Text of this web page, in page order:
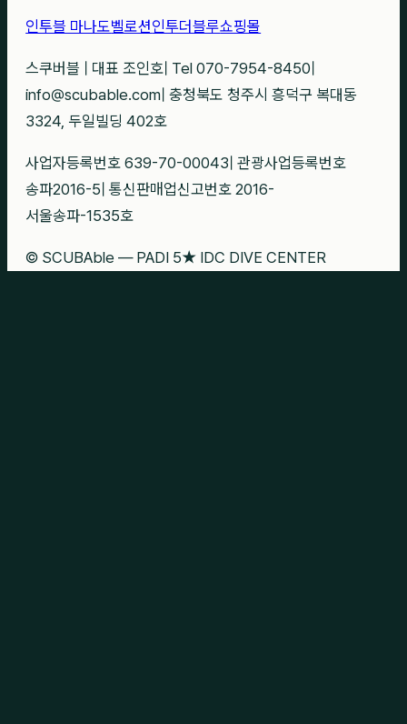
인투블 마나도벨로션인투더블루쇼핑몰
스쿠버블 대표 조인호 Tel 070-7954-8450
info@scubable.com 충청북도 청주시 흥덕구 복대동
3324, 두일빌딩 402호
사업자등록번호 639-70-00043 관광사업등록번호
송파2016-5 통신판매업신고번호 2016-
서울송파-1535호
© SCUBAble — PADI 5★ IDC DIVE CENTER